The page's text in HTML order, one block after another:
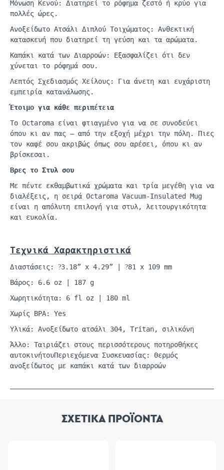
Μόνωση Κενού: Διατηρεί το ρόφημα ζεστό ή κρύο για
πολλές ώρες.
Ανοξείδωτο Ατσάλι Διπλού Τοιχώματος: Ανθεκτική
κατασκευή που διατηρεί τη γεύση και τα αρώματα.
Καπάκι κατά των Διαρροών: Εξασφαλίζει ότι δεν
χύνεται το ρόφημά σου.
Λεπτός Σχεδιασμός Χείλους: Για άνετη και ευχάριστη
εμπειρία κατανάλωσης.
Έτοιμο για κάθε περιπέτεια
Το Octaroma είναι φτιαγμένο για να σε συνοδεύει
όπου κι αν πας — από την εξοχή μέχρι την πόλη. Πιες
τον καφέ σου ακριβώς όπως σου αρέσει, όπου κι αν
βρίσκεσαι.
Βρες το Στυλ σου
Με πέντε εκθαμβωτικά χρώματα και τρία μεγέθη για να
διαλέξεις, η σειρά Octaroma Vacuum-Insulated
Mug
είναι η απόλυτη επιλογή για στυλ, λειτουργικότητα
και ευκολία.
Τεχνικά Χαρακτηριστικά
Διαστάσεις: ?3.18” x 4.29” | ?81 x 109 mm
Βάρος: 6.6 oz | 187 g
Χωρητικότητα: 6 fl oz | 180 ml
Χωρίς BPA: Yes
Υλικά: Ανοξείδωτο ατσάλι 304, Tritan, σιλικόνη
Άλλο: Ταιριάζει στους περισσότερους ποτηροθήκες
αυτοκινήτουΠεριεχόμενα Συσκευασίας: Θερμός
ανοξείδωτος με καπάκι κατά των διαρροών
ΣΧΕΤΙΚΑ ΠΡΟΪΟΝΤΑ